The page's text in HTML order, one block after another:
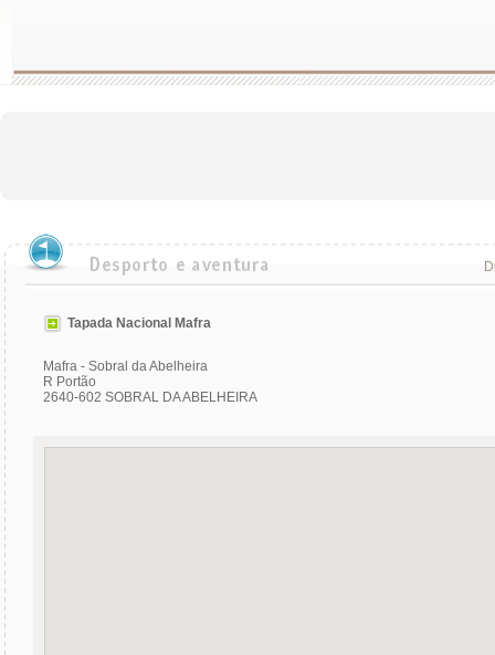
Tapada Nacional Mafra
Mafra - Sobral da Abelheira
R Portão
2640-602 SOBRAL DA ABELHEIRA